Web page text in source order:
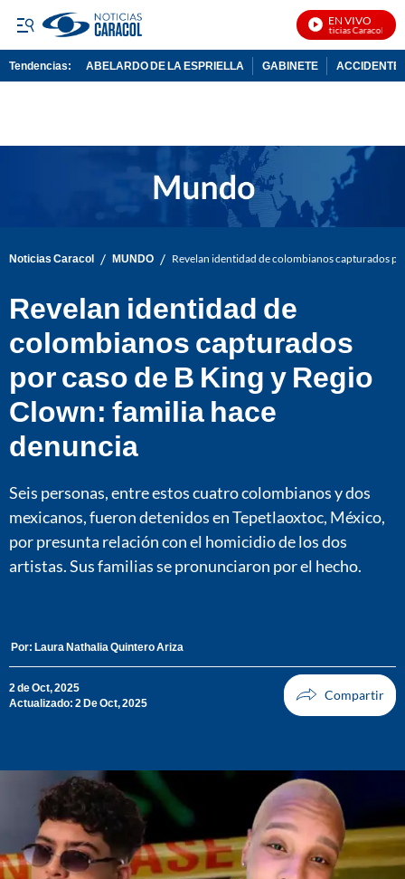
EN VIVO
Noticias Caracol En
Tendencias: ABELARDO DE LA ESPRIELLA GABINETE ACCIDENTE
Noticias Caracol / MUNDO / Revelan identidad de colombianos capturados
Revelan identidad de
colombianos capturados
por caso de B King y Regio
Clown: familia hace
denuncia
Seis personas, entre estos cuatro colombianos y dos
mexicanos, fueron detenidos en Tepetlaoxtoc, México,
por presunta relación con el homicidio de los dos
artistas. Sus familias se pronunciaron por el hecho.
Por: Laura Nathalia Quintero Ariza
2 de Oct, 2025
Actualizado: 2 De Oct, 2025